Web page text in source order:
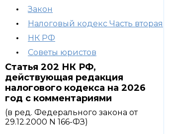
Закон
Налоговый кодекс Часть вторая
НК РФ
Советы юристов
Статья 202 НК РФ,
действующая редакция
налогового кодекса на 2026
год с комментариями
(в ред. Федерального закона от
29.12.2000 N 166-ФЗ)